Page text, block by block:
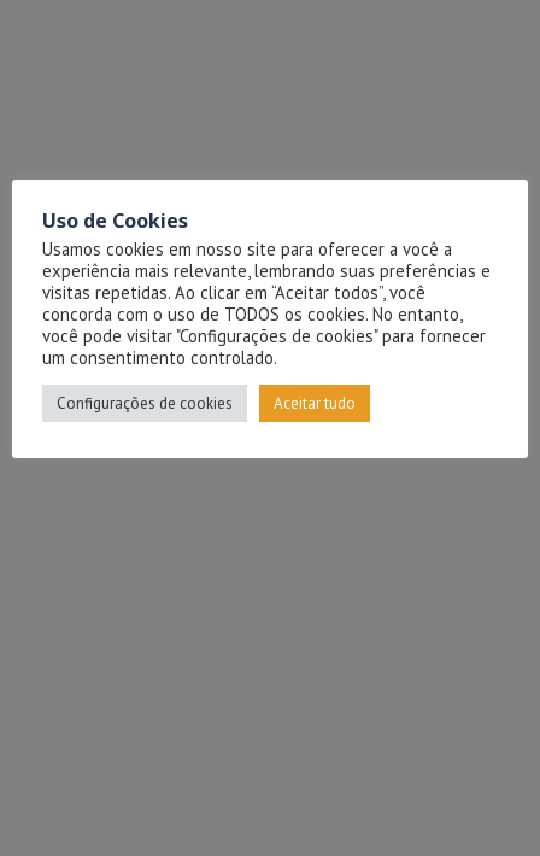
Uso de Cookies
Usamos cookies em nosso site para oferecer a você a
experiência mais relevante, lembrando suas preferências e
visitas repetidas. Ao clicar em “Aceitar todos”, você
concorda com o uso de TODOS os cookies. No entanto,
você pode visitar "Configurações de cookies" para fornecer
um consentimento controlado.
Configurações de cookies Aceitar tudo